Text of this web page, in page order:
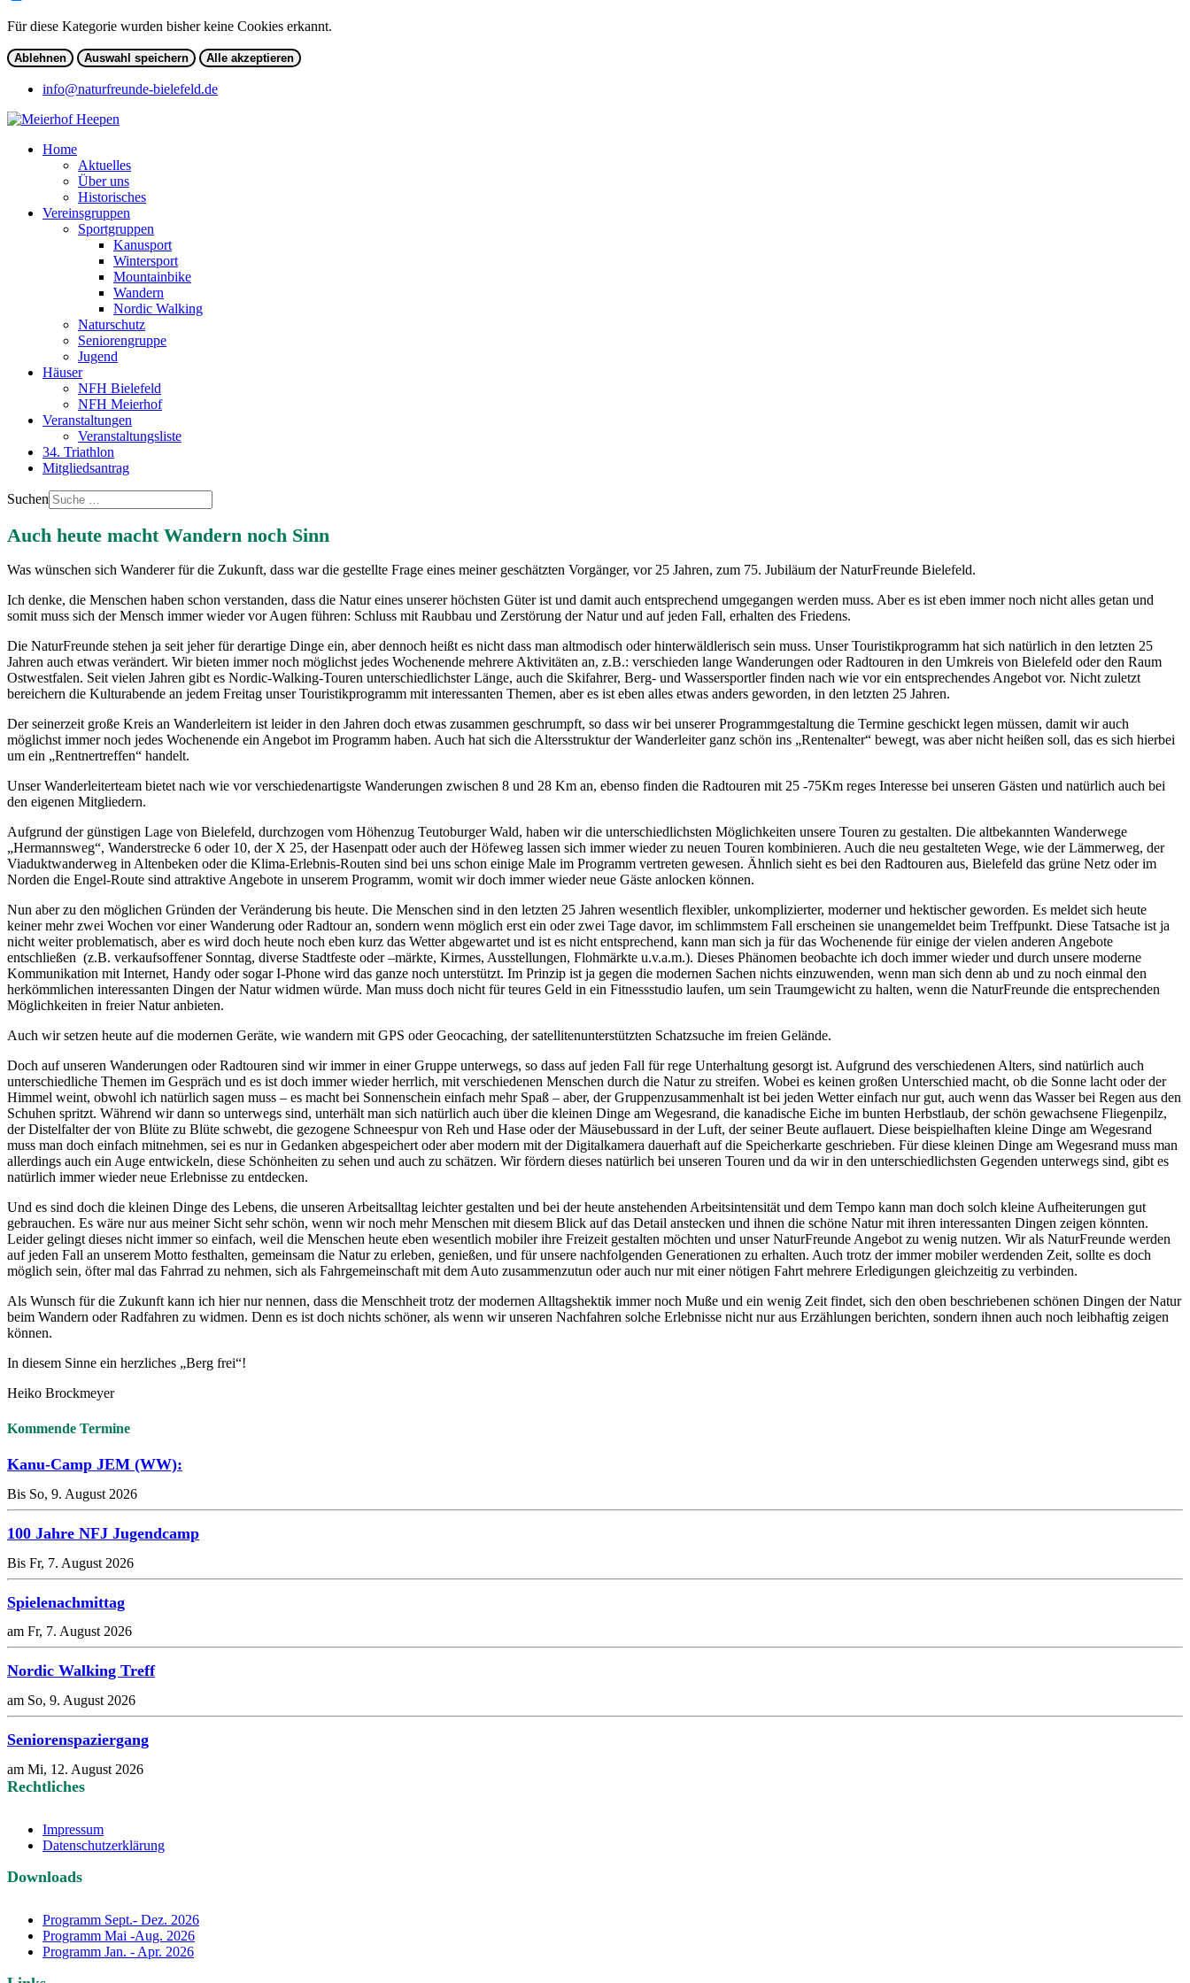
Für diese Kategorie wurden bisher keine Cookies erkannt.
Ablehnen Auswahl speichern Alle akzeptieren
info@naturfreunde-bielefeld.de
Home
Aktuelles
Über uns
Historisches
Vereinsgruppen
Sportgruppen
Kanusport
Wintersport
Mountainbike
Wandern
Nordic Walking
Naturschutz
Seniorengruppe
Jugend
Häuser
NFH Bielefeld
NFH Meierhof
Veranstaltungen
Veranstaltungsliste
34. Triathlon
Mitgliedsantrag
Suchen
Auch heute macht Wandern noch Sinn
Was wünschen sich Wanderer für die Zukunft, dass war die gestellte Frage eines meiner geschätzten Vorgänger, vor 25 Jahren, zum 75. Jubiläum der NaturFreunde Bielefeld.
Ich denke, die Menschen haben schon verstanden, dass die Natur eines unserer höchsten Güter ist und damit auch entsprechend umgegangen werden muss. Aber es ist eben immer noch nicht alles getan und
somit muss sich der Mensch immer wieder vor Augen führen: Schluss mit Raubbau und Zerstörung der Natur und auf jeden Fall, erhalten des Friedens.
Die NaturFreunde stehen ja seit jeher für derartige Dinge ein, aber dennoch heißt es nicht dass man altmodisch oder hinterwäldlerisch sein muss. Unser Touristikprogramm hat sich natürlich in den letzten 25
Jahren auch etwas verändert. Wir bieten immer noch möglichst jedes Wochenende mehrere Aktivitäten an, z.B.: verschieden lange Wanderungen oder Radtouren in den Umkreis von Bielefeld oder den Raum
Ostwestfalen. Seit vielen Jahren gibt es Nordic-Walking-Touren unterschiedlichster Länge, auch die Skifahrer, Berg- und Wassersportler finden nach wie vor ein entsprechendes Angebot vor. Nicht zuletzt
bereichern die Kulturabende an jedem Freitag unser Touristikprogramm mit interessanten Themen, aber es ist eben alles etwas anders geworden, in den letzten 25 Jahren.
Der seinerzeit große Kreis an Wanderleitern ist leider in den Jahren doch etwas zusammen geschrumpft, so dass wir bei unserer Programmgestaltung die Termine geschickt legen müssen, damit wir auch
möglichst immer noch jedes Wochenende ein Angebot im Programm haben. Auch hat sich die Altersstruktur der Wanderleiter ganz schön ins „Rentenalter“ bewegt, was aber nicht heißen soll, das es sich hierbei
um ein „Rentnertreffen“ handelt.
Unser Wanderleiterteam bietet nach wie vor verschiedenartigste Wanderungen zwischen 8 und 28 Km an, ebenso finden die Radtouren mit 25 -75Km reges Interesse bei unseren Gästen und natürlich auch bei
den eigenen Mitgliedern.
Aufgrund der günstigen Lage von Bielefeld, durchzogen vom Höhenzug Teutoburger Wald, haben wir die unterschiedlichsten Möglichkeiten unsere Touren zu gestalten. Die altbekannten Wanderwege
„Hermannsweg“, Wanderstrecke 6 oder 10, der X 25, der Hasenpatt oder auch der Höfeweg lassen sich immer wieder zu neuen Touren kombinieren. Auch die neu gestalteten Wege, wie der Lämmerweg, der
Viaduktwanderweg in Altenbeken oder die Klima-Erlebnis-Routen sind bei uns schon einige Male im Programm vertreten gewesen. Ähnlich sieht es bei den Radtouren aus, Bielefeld das grüne Netz oder im
Norden die Engel-Route sind attraktive Angebote in unserem Programm, womit wir doch immer wieder neue Gäste anlocken können.
Nun aber zu den möglichen Gründen der Veränderung bis heute. Die Menschen sind in den letzten 25 Jahren wesentlich flexibler, unkomplizierter, moderner und hektischer geworden. Es meldet sich heute
keiner mehr zwei Wochen vor einer Wanderung oder Radtour an, sondern wenn möglich erst ein oder zwei Tage davor, im schlimmstem Fall erscheinen sie unangemeldet beim Treffpunkt. Diese Tatsache ist ja
nicht weiter problematisch, aber es wird doch heute noch eben kurz das Wetter abgewartet und ist es nicht entsprechend, kann man sich ja für das Wochenende für einige der vielen anderen Angebote
entschließen (z.B. verkaufsoffener Sonntag, diverse Stadtfeste oder –märkte, Kirmes, Ausstellungen, Flohmärkte u.v.a.m.). Dieses Phänomen beobachte ich doch immer wieder und durch unsere moderne
Kommunikation mit Internet, Handy oder sogar I-Phone wird das ganze noch unterstützt. Im Prinzip ist ja gegen die modernen Sachen nichts einzuwenden, wenn man sich denn ab und zu noch einmal den
herkömmlichen interessanten Dingen der Natur widmen würde. Man muss doch nicht für teures Geld in ein Fitnessstudio laufen, um sein Traumgewicht zu halten, wenn die NaturFreunde die entsprechenden
Möglichkeiten in freier Natur anbieten.
Auch wir setzen heute auf die modernen Geräte, wie wandern mit GPS oder Geocaching, der satellitenunterstützten Schatzsuche im freien Gelände.
Doch auf unseren Wanderungen oder Radtouren sind wir immer in einer Gruppe unterwegs, so dass auf jeden Fall für rege Unterhaltung gesorgt ist. Aufgrund des verschiedenen Alters, sind natürlich auch
unterschiedliche Themen im Gespräch und es ist doch immer wieder herrlich, mit verschiedenen Menschen durch die Natur zu streifen. Wobei es keinen großen Unterschied macht, ob die Sonne lacht oder der
Himmel weint, obwohl ich natürlich sagen muss – es macht bei Sonnenschein einfach mehr Spaß – aber, der Gruppenzusammenhalt ist bei jeden Wetter einfach nur gut, auch wenn das Wasser bei Regen aus den
Schuhen spritzt. Während wir dann so unterwegs sind, unterhält man sich natürlich auch über die kleinen Dinge am Wegesrand, die kanadische Eiche im bunten Herbstlaub, der schön gewachsene Fliegenpilz,
der Distelfalter der von Blüte zu Blüte schwebt, die gezogene Schneespur von Reh und Hase oder der Mäusebussard in der Luft, der seiner Beute auflauert. Diese beispielhaften kleine Dinge am Wegesrand
muss man doch einfach mitnehmen, sei es nur in Gedanken abgespeichert oder aber modern mit der Digitalkamera dauerhaft auf die Speicherkarte geschrieben. Für diese kleinen Dinge am Wegesrand muss man
allerdings auch ein Auge entwickeln, diese Schönheiten zu sehen und auch zu schätzen. Wir fördern dieses natürlich bei unseren Touren und da wir in den unterschiedlichsten Gegenden unterwegs sind, gibt es
natürlich immer wieder neue Erlebnisse zu entdecken.
Und es sind doch die kleinen Dinge des Lebens, die unseren Arbeitsalltag leichter gestalten und bei der heute anstehenden Arbeitsintensität und dem Tempo kann man doch solch kleine Aufheiterungen gut
gebrauchen. Es wäre nur aus meiner Sicht sehr schön, wenn wir noch mehr Menschen mit diesem Blick auf das Detail anstecken und ihnen die schöne Natur mit ihren interessanten Dingen zeigen könnten.
Leider gelingt dieses nicht immer so einfach, weil die Menschen heute eben wesentlich mobiler ihre Freizeit gestalten möchten und unser NaturFreunde Angebot zu wenig nutzen. Wir als NaturFreunde werden
auf jeden Fall an unserem Motto festhalten, gemeinsam die Natur zu erleben, genießen, und für unsere nachfolgenden Generationen zu erhalten. Auch trotz der immer mobiler werdenden Zeit, sollte es doch
möglich sein, öfter mal das Fahrrad zu nehmen, sich als Fahrgemeinschaft mit dem Auto zusammenzutun oder auch nur mit einer nötigen Fahrt mehrere Erledigungen gleichzeitig zu verbinden.
Als Wunsch für die Zukunft kann ich hier nur nennen, dass die Menschheit trotz der modernen Alltagshektik immer noch Muße und ein wenig Zeit findet, sich den oben beschriebenen schönen Dingen der Natur
beim Wandern oder Radfahren zu widmen. Denn es ist doch nichts schöner, als wenn wir unseren Nachfahren solche Erlebnisse nicht nur aus Erzählungen berichten, sondern ihnen auch noch leibhaftig zeigen
können.
In diesem Sinne ein herzliches „Berg frei“!
Heiko Brockmeyer
Kommende Termine
Kanu-Camp JEM (WW):
Bis So, 9. August 2026
100 Jahre NFJ Jugendcamp
Bis Fr, 7. August 2026
Spielenachmittag
am Fr, 7. August 2026
Nordic Walking Treff
am So, 9. August 2026
Seniorenspaziergang
am Mi, 12. August 2026
Rechtliches
Impressum
Datenschutzerklärung
Downloads
Programm Sept.- Dez. 2026
Programm Mai -Aug. 2026
Programm Jan. - Apr. 2026